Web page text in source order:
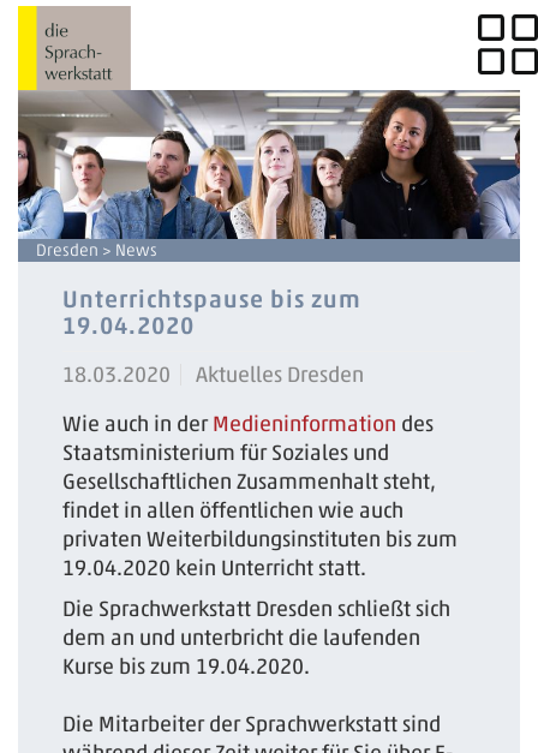
Dresden > News
Unterrichtspause bis zum
19.04.2020
18.03.2020
Aktuelles Dresden
Wie auch in derMedieninformation des
Staatsministerium für Soziales und
Gesellschaftlichen Zusammenhalt steht,
findet in allen öffentlichen wie auch
privaten Weiterbildungsinstituten bis zum
19.04.2020 kein Unterricht statt.
Die Sprachwerkstatt Dresden schließt sich
dem an und unterbricht die laufenden
Kurse bis zum 19.04.2020.
Die Mitarbeiter der Sprachwerkstatt sind